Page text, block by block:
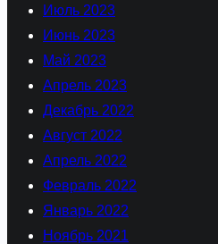
Июль 2023
Июнь 2023
Май 2023
Апрель 2023
Декабрь 2022
Август 2022
Апрель 2022
Февраль 2022
Январь 2022
Ноябрь 2021